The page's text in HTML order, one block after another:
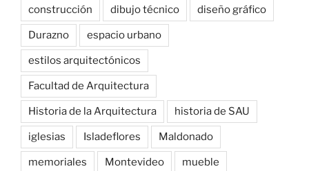
construcción dibujo técnico diseño gráfico
Durazno espacio urbano
estilos arquitectónicos
Facultad de Arquitectura
Historia de la Arquitectura historia de SAU
iglesias Isladeflores Maldonado
memoriales Montevideo mueble